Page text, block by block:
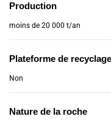
Production
moins de 20 000 t/an
Plateforme de recyclage
Non
Nature de la roche